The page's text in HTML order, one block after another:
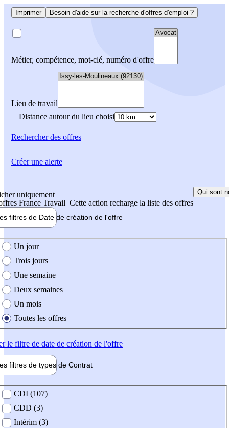
Imprimer Besoin d'aide sur la recherche d'offres d'emploi ?
Métier, compétence, mot-clé, numéro d'offre
Lieu de travail
Distance autour du lieu choisi
Rechercherdes offres
uniquement
France Travail Cette action recharge la liste des offres
Qui sont
filtres de Date de création de l'offre
création de l'offre
Un jour
Trois jours
Une semaine
Deux semaines
Un mois
Toutes les offres
le filtre de date de création de l'offre
filtres de types de Contrat
contrat
CDI (107)
CDD (3)
Intérim (3)
Créer une alerte